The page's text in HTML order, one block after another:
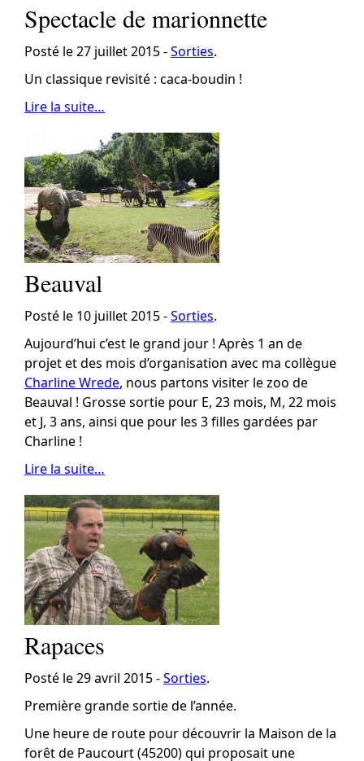
Spectacle de marionnette
Posté le 27 juillet 2015 -Sorties.
Un classique revisité : caca-boudin !
Lire la suite…
Beauval
Posté le 10 juillet 2015 -Sorties.
Aujourd’hui c’est le grand jour ! Après 1 an de
projet et des mois d’organisation avec ma collègue
Charline Wrede, nous partons visiter le zoo de
Beauval ! Grosse sortie pour E, 23 mois, M, 22 mois
et J, 3 ans, ainsi que pour les 3 filles gardées par
Charline !
Lire la suite…
Rapaces
Posté le 29 avril 2015 -Sorties.
Première grande sortie de l’année.
Une heure de route pour découvrir la Maison de la
forêt de Paucourt (45200) qui proposait une